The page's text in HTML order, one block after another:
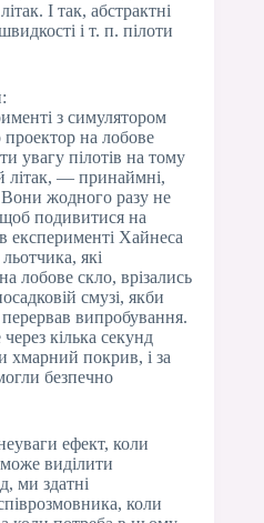
І так, абстрактні
і т. п. пілоти
з симулятором
проектор на лобове
увагу пілотів на тому
літак, — принаймні,
Вони жодного разу не
щоб подивитися на
експерименті Хайнеса
які
лобове скло, врізались
смузі, якби
випробування.
кілька секунд
хмарний покрив, і за
безпечно
ефект, коли
виділити
ми здатні
коли